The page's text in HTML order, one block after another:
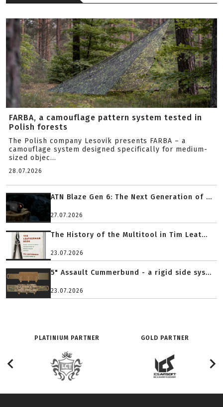
FARBA, a camouflage pattern system tested in
Polish forests
The Polish company Lesovik presents FARBA – a
camouflage system designed specifically for medium-
sized objec...
28.07.2026
ATN Blaze Gen 6: The Next Generation of ...
27.07.2026
The History of the Multitool in Tim Leat...
23.07.2026
5" Assault Cummerbund - a rigid side sys...
23.07.2026
PLATINIUM PARTNER GOLD PARTNER